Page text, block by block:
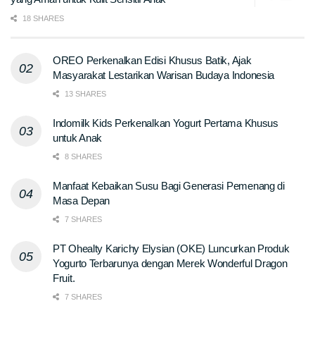
18 SHARES
OREO Perkenalkan Edisi Khusus Batik, Ajak
Masyarakat Lestarikan Warisan Budaya Indonesia
13 SHARES
Indomilk Kids Perkenalkan Yogurt Pertama Khusus
untuk Anak
8 SHARES
Manfaat Kebaikan Susu Bagi Generasi Pemenang di
Masa Depan
7 SHARES
PT Ohealty Karichy Elysian (OKE) Luncurkan Produk
Yogurto Terbarunya dengan Merek Wonderful Dragon
Fruit.
7 SHARES